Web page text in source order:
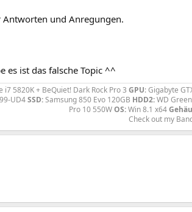
Antworten und Anregungen.
es ist das falsche Topic ^^
i7 5820K + BeQuiet! Dark Rock Pro 3 GPU: Gigabyte
UD4SSD:Samsung 850 Evo 120GB HDD2:WD
Pro 10 550WOS:Win 8.1 x64
Check out my